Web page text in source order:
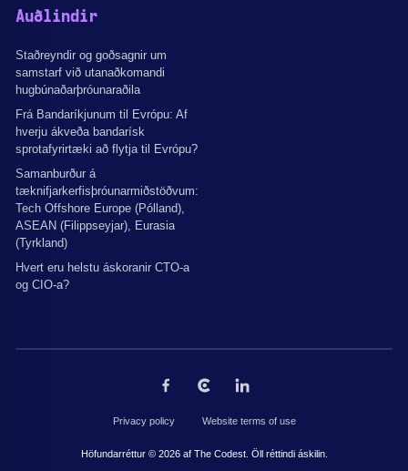
Auðlindir
Staðreyndir og goðsagnir um
samstarf við utanaðkomandi
hugbúnaðarþróunaraðila
Frá Bandaríkjunum til Evrópu: Af
hverju ákveða bandarísk
sprotafyrirtæki að flytja til Evrópu?
Samanburður á
tæknifjarkerfisþróunarmiðstöðvum:
Tech Offshore Europe (Pólland),
ASEAN (Filippseyjar), Eurasia
(Tyrkland)
Hvert eru helstu áskoranir CTO-a
og CIO-a?
Privacy policy Website terms of use
Höfundarréttur © 2026 af The Codest. Öll réttindi áskilin.